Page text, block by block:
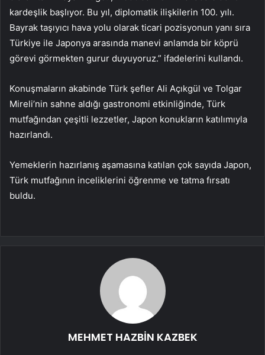
kardeşlik başlıyor. Bu yıl, diplomatik ilişkilerin 100. yılı.
Bayrak taşıyıcı hava yolu olarak ticari pozisyonun yanı sıra
Türkiye ile Japonya arasında manevi anlamda bir köprü
görevi görmekten gurur duyuyoruz.” ifadelerini kullandı.
Konuşmaların akabinde Türk şefler Ali Açıkgül ve Tolgar
Mireli’nin sahne aldığı gastronomi etkinliğinde, Türk
mutfağından çeşitli lezzetler, Japon konukların katılımıyla
hazırlandı.
Yemeklerin hazırlanış aşamasına katılan çok sayıda Japon,
Türk mutfağının inceliklerini öğrenme ve tatma fırsatı
buldu.
MEHMET HAZBİN KAZBEK